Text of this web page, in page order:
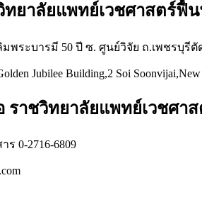
ยาลัยแพทย์เวชศาสตร์ฟื้
พระบารมี 50 ปี ซ. ศูนย์วิจัย ถ.เพชรบุรีตั
Jubilee Building,2 Soi
ราชวิทยาลัยแพทย์เวชศา
ร 0-2716-6809